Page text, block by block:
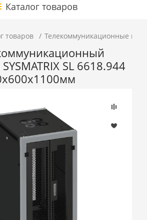
Каталог товаров
товаров Телекоммуникационные
SL 6618.944